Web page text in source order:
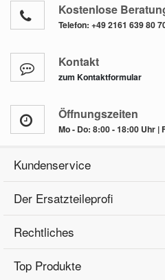
Kostenlose
Telefon: +49 2161 639 80
Kontakt
zum Kontaktformular
Öffnungszeiten
Mo - Do: 8:00 - 18:00 Uhr |
Kundenservice
Der Ersatzteileprofi
Rechtliches
Top Produkte